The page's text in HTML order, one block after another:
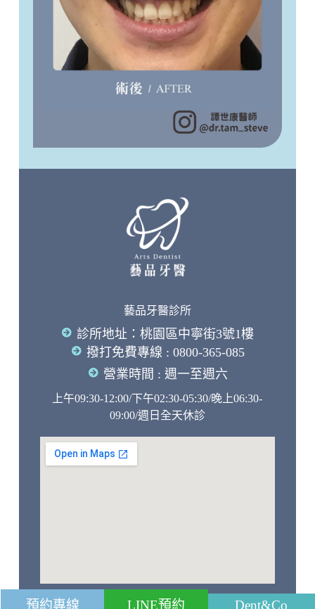
藝品牙醫診所
診所地址：桃園區中寧街3號1樓
撥打免費專線 : 0800-365-085
營業時間 : 週一至週六
上午09:30-12:00/下午02:30-05:30/晚上06:30-
09:00/週日全天休診
預約專線 LINE預約 Dent&Co